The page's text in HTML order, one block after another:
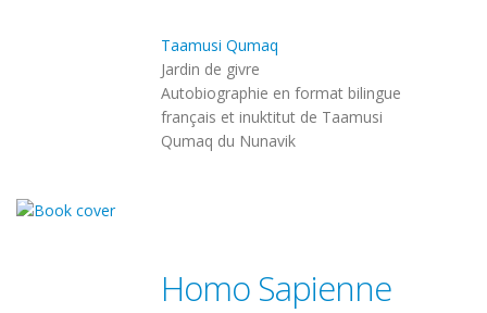
Taamusi Qumaq
Jardin de givre
Autobiographie en format bilingue
français et inuktitut de Taamusi
Qumaq du Nunavik
Homo Sapienne